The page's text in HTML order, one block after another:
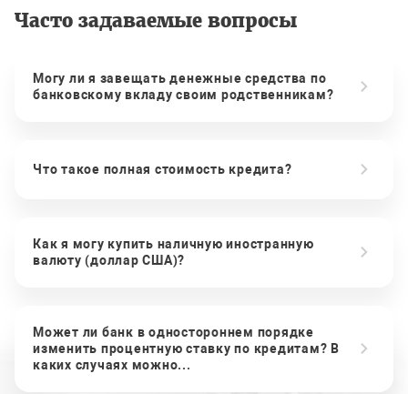
Часто задаваемые вопросы
Могу ли я завещать денежные средства по
банковскому вкладу своим родственникам?
Что такое полная стоимость кредита?
Как я могу купить наличную иностранную
валюту (доллар США)?
Может ли банк в одностороннем порядке
изменить процентную ставку по кредитам? В
каких случаях можно...